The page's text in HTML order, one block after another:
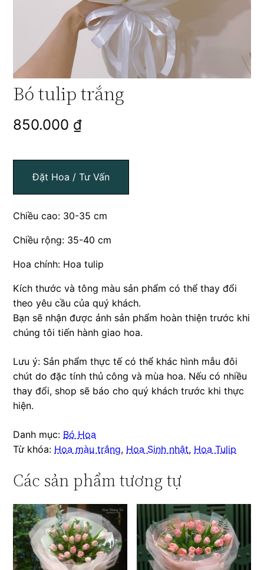
Bó tulip trắng
850.000 ₫
Đặt Hoa / Tư Vấn
Chiều cao: 30-35 cm
Chiều rộng: 35-40 cm
Hoa chính: Hoa tulip
Kích thước và tông màu sản phẩm có thể thay đổi
theo yêu cầu của quý khách.
Bạn sẽ nhận được ảnh sản phẩm hoàn thiện trước khi
chúng tôi tiến hành giao hoa.
Lưu ý: Sản phẩm thực tế có thể khác hình mẫu đôi
chút do đặc tính thủ công và mùa hoa. Nếu có nhiều
thay đổi, shop sẽ báo cho quý khách trước khi thực
hiện.
Danh mục: Bó Hoa
Từ khóa: Hoa màu trắng, Hoa Sinh nhật, Hoa Tulip
Các sản phẩm tương tự